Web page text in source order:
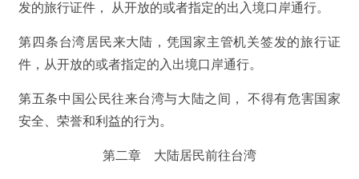
发的旅行证件， 从开放的或者指定的出入境口岸通行。
第四条台湾居民来大陆，凭国家主管机关签发的旅行证
件，从开放的或者指定的入出境口岸通行。
第五条中国公民往来台湾与大陆之间， 不得有危害国家
安全、荣誉和利益的行为。
第二章 大陆居民前往台湾